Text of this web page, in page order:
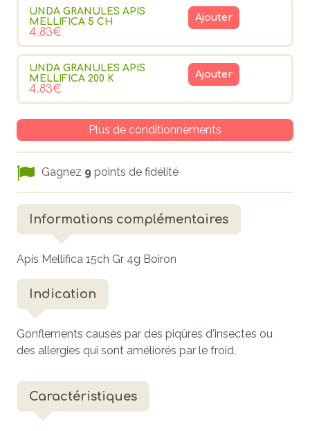
UNDA GRANULES APIS
MELLIFICA 5 CH
4.83€
Ajouter
UNDA GRANULES APIS
MELLIFICA 200 K
4.83€
Ajouter
Plus de conditionnements
Gagnez 9 points de fidélité
Informations complémentaires
Apis Mellifica 15ch Gr 4g Boiron
Indication
Gonflements causés par des piqûres d'insectes ou
des allergies qui sont améliorés par le froid.
Caractéristiques